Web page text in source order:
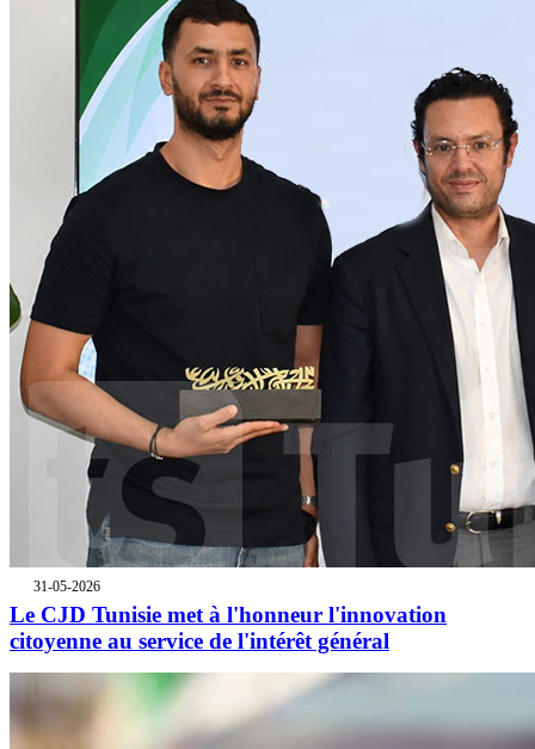
31-05-2026
Le CJD Tunisie met à l'honneur l'innovation
citoyenne au service de l'intérêt général